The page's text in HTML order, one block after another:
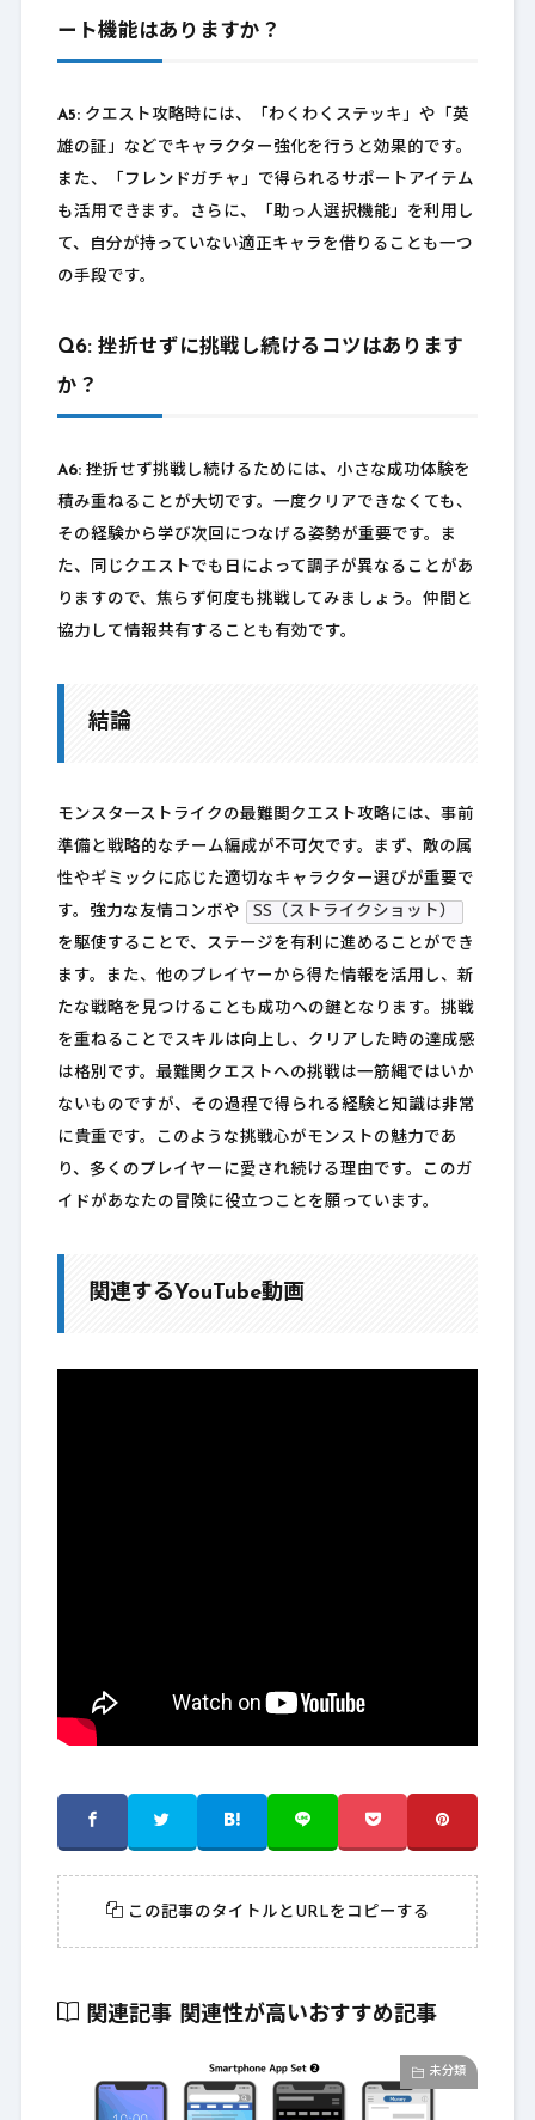
ート機能はありますか？
A5:クエスト攻略時には、「わくわくステッキ」や「英
雄の証」などでキャラクター強化を行うと効果的です。
また、「フレンドガチャ」で得られるサポートアイテム
も活用できます。さらに、「助っ人選択機能」を利用し
て、自分が持っていない適正キャラを借りることも一つ
の手段です。
Q6: 挫折せずに挑戦し続けるコツはあります
か？
A6:挫折せず挑戦し続けるためには、小さな成功体験を
積み重ねることが大切です。一度クリアできなくても、
その経験から学び次回につなげる姿勢が重要です。ま
た、同じクエストでも日によって調子が異なることがあ
りますので、焦らず何度も挑戦してみましょう。仲間と
協力して情報共有することも有効です。
結論
モンスターストライクの最難関クエスト攻略には、事前
準備と戦略的なチーム編成が不可欠です。まず、敵の属
性やギミックに応じた適切なキャラクター選びが重要で
す。強力な友情コンボや SS（ストライクショット）
を駆使することで、ステージを有利に進めることができ
ます。また、他のプレイヤーから得た情報を活用し、新
たな戦略を見つけることも成功への鍵となります。挑戦
を重ねることでスキルは向上し、クリアした時の達成感
は格別です。最難関クエストへの挑戦は一筋縄ではいか
ないものですが、その過程で得られる経験と知識は非常
に貴重です。このような挑戦心がモンストの魅力であ
り、多くのプレイヤーに愛され続ける理由です。このガ
イドがあなたの冒険に役立つことを願っています。
関連するYouTube動画
この記事のタイトルとURLをコピーする
関連記事 関連性が高いおすすめ記事
未分類